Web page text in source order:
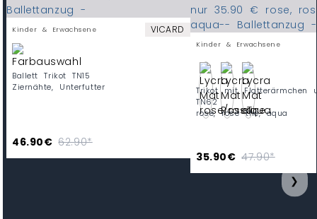
Kinder & Erwachsene VICARD
Ballett Trikot TN15
Ziernähte, Unterfutter
46.90€ 62.90*
Kinder & Erwachsene
Trikot mit Flatterärmchen
TN62
rose, rose thé, aqua
35.90€ 47.90*
❯